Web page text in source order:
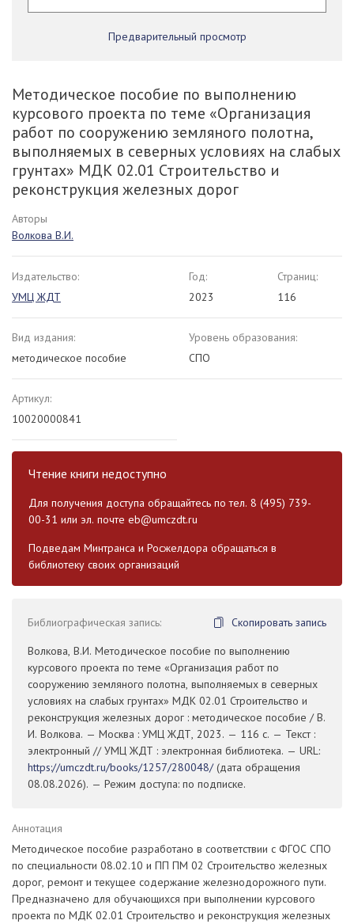
Предварительный просмотр
Методическое пособие по выполнению
курсового проекта по теме «Организация
работ по сооружению земляного полотна,
выполняемых в северных условиях на слабых
грунтах» МДК 02.01 Строительство и
реконструкция железных дорог
Авторы
Волкова В.И.
Издательство:
УМЦ ЖДТ
Год:
2023
Страниц:
116
Вид издания:
методическое пособие
Уровень образования:
СПО
Артикул:
10020000841
Чтение книги недоступно
Для получения доступа обращайтесь по тел. 8 (495) 739-
00-31 или эл. почте eb@umczdt.ru
Подведам Минтранса и Росжелдора обращаться в
библиотеку своих организаций
Библиографическая запись:
Скопировать запись
Волкова, В.И. Методическое пособие по выполнению
курсового проекта по теме «Организация работ по
сооружению земляного полотна, выполняемых в северных
условиях на слабых грунтах» МДК 02.01 Строительство и
реконструкция железных дорог : методическое пособие / В.
И. Волкова. — Москва : УМЦ ЖДТ, 2023. — 116 с. — Текст :
электронный // УМЦ ЖДТ : электронная библиотека. — URL:
https://umczdt.ru/books/1257/280048/(дата обращения
08.08.2026). — Режим доступа: по подписке.
Аннотация
Методическое пособие разработано в соответствии с ФГОС СПО
по специальности 08.02.10 и ПП ПМ 02 Строительство железных
дорог, ремонт и текущее содержание железнодорожного пути.
Предназначено для обучающихся при выполнении курсового
проекта по МДК 02.01 Строительство и реконструкция железных